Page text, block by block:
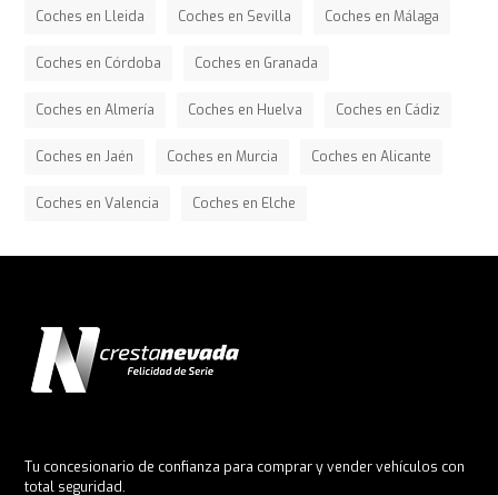
Coches en Lleida Coches en Sevilla Coches en Málaga
Coches en Córdoba Coches en Granada
Coches en Almería Coches en Huelva Coches en Cádiz
Coches en Jaén Coches en Murcia Coches en Alicante
Coches en Valencia Coches en Elche
Tu concesionario de confianza para comprar y vender vehículos con
total seguridad.